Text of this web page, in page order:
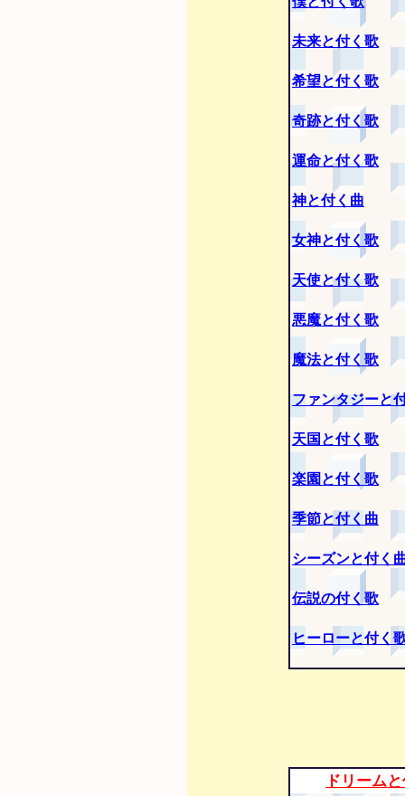
未来と付く歌
希望と付く歌
奇跡と付く歌
運命と付く歌
神と付く曲
女神と付く歌
天使と付く歌
悪魔と付く歌
魔法と付く歌
ファンタジーと
天国と付く歌
楽園と付く歌
季節と付く曲
シーズンと付く
伝説の付く歌
ヒーローと付く
ドリーム